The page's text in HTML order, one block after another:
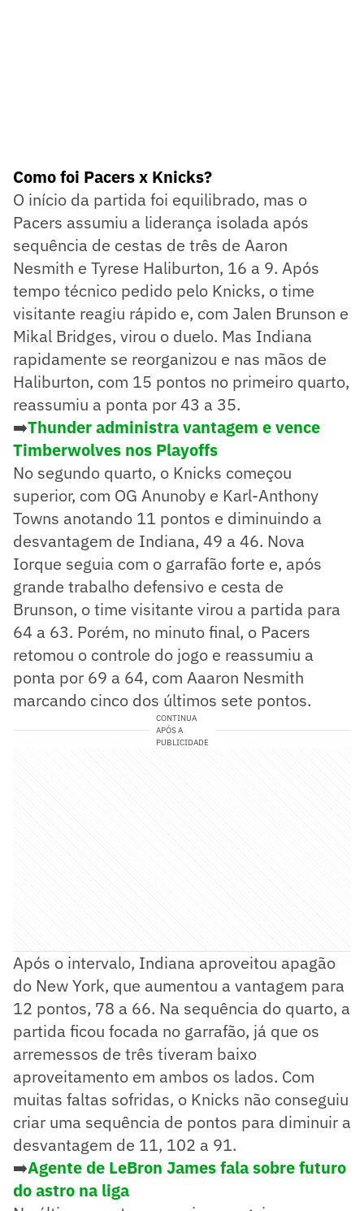
Como foi Pacers x Knicks?
O início da partida foi equilibrado, mas o
Pacers assumiu a liderança isolada após
sequência de cestas de três de Aaron
Nesmith e Tyrese Haliburton, 16 a 9. Após
tempo técnico pedido pelo Knicks, o time
visitante reagiu rápido e, com Jalen Brunson e
Mikal Bridges, virou o duelo. Mas Indiana
rapidamente se reorganizou e nas mãos de
Haliburton, com 15 pontos no primeiro quarto,
reassumiu a ponta por 43 a 35.
➡️Thunder administra vantagem e vence
Timberwolves nos Playoffs
No segundo quarto, o Knicks começou
superior, com OG Anunoby e Karl-Anthony
Towns anotando 11 pontos e diminuindo a
desvantagem de Indiana, 49 a 46. Nova
Iorque seguia com o garrafão forte e, após
grande trabalho defensivo e cesta de
Brunson, o time visitante virou a partida para
64 a 63. Porém, no minuto final, o Pacers
retomou o controle do jogo e reassumiu a
ponta por 69 a 64, com Aaaron Nesmith
marcando cinco dos últimos sete pontos.
CONTINUA
APÓS A
PUBLICIDADE
Após o intervalo, Indiana aproveitou apagão
do New York, que aumentou a vantagem para
12 pontos, 78 a 66. Na sequência do quarto, a
partida ficou focada no garrafão, já que os
arremessos de três tiveram baixo
aproveitamento em ambos os lados. Com
muitas faltas sofridas, o Knicks não conseguiu
criar uma sequência de pontos para diminuir a
desvantagem de 11, 102 a 91.
➡️Agente de LeBron James fala sobre futuro
do astro na liga